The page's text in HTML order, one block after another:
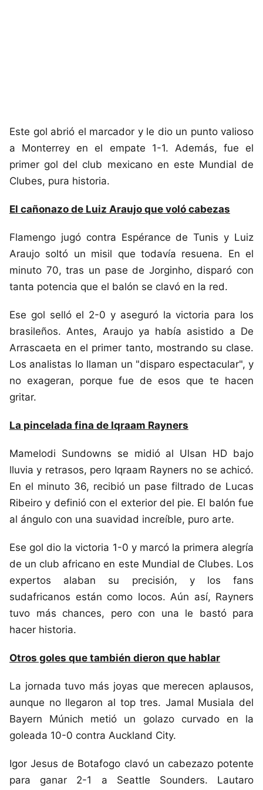
Este gol abrió el marcador y le dio un punto valioso
a Monterrey en el empate 1-1. Además, fue el
primer gol del club mexicano en este Mundial de
Clubes, pura historia.
El cañonazo de Luiz Araujo que voló cabezas
Flamengo jugó contra Espérance de Tunis y Luiz
Araujo soltó un misil que todavía resuena. En el
minuto 70, tras un pase de Jorginho, disparó con
tanta potencia que el balón se clavó en la red.
Ese gol selló el 2-0 y aseguró la victoria para los
brasileños. Antes, Araujo ya había asistido a De
Arrascaeta en el primer tanto, mostrando su clase.
Los analistas lo llaman un "disparo espectacular", y
no exageran, porque fue de esos que te hacen
gritar.
La pincelada fina de Iqraam Rayners
Mamelodi Sundowns se midió al Ulsan HD bajo
lluvia y retrasos, pero Iqraam Rayners no se achicó.
En el minuto 36, recibió un pase filtrado de Lucas
Ribeiro y definió con el exterior del pie. El balón fue
al ángulo con una suavidad increíble, puro arte.
Ese gol dio la victoria 1-0 y marcó la primera alegría
de un club africano en este Mundial de Clubes. Los
expertos alaban su precisión, y los fans
sudafricanos están como locos. Aún así, Rayners
tuvo más chances, pero con una le bastó para
hacer historia.
Otros goles que también dieron que hablar
La jornada tuvo más joyas que merecen aplausos,
aunque no llegaron al top tres. Jamal Musiala del
Bayern Múnich metió un golazo curvado en la
goleada 10-0 contra Auckland City.
Igor Jesus de Botafogo clavó un cabezazo potente
para ganar 2-1 a Seattle Sounders. Lautaro